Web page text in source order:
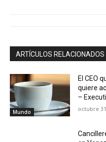
ARTÍCULOS RELACIONADOS
Mundo
El CEO
quiere
–
octubre